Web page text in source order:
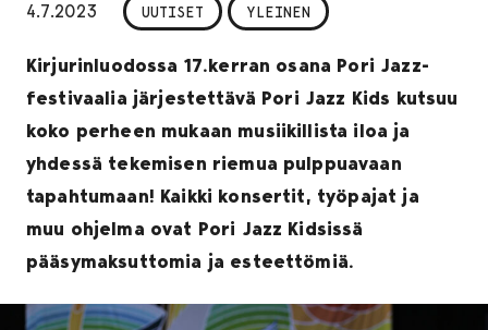
4.7.2023 UUTISET YLEINEN
Kirjurinluodossa 17.kerran osana Pori Jazz-
festivaalia järjestettävä Pori Jazz Kids kutsuu
koko perheen mukaan musiikillista iloa ja
yhdessä tekemisen riemua pulppuavaan
tapahtumaan! Kaikki konsertit, työpajat ja
muu ohjelma ovat Pori Jazz Kidsissä
pääsymaksuttomia ja esteettömiä.